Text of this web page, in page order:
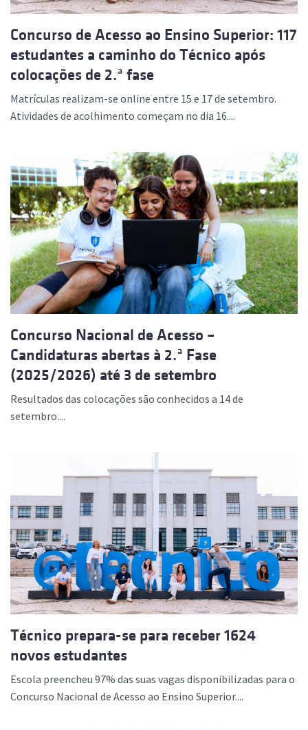
Concurso de Acesso ao Ensino Superior: 117
estudantes a caminho do Técnico após
colocações de 2.ª fase
Matrículas realizam-se online entre 15 e 17 de setembro.
Atividades de acolhimento começam no dia 16....
Concurso Nacional de Acesso –
Candidaturas abertas à 2.ª Fase
(2025/2026) até 3 de setembro
Resultados das colocações são conhecidos a 14 de
setembro....
Técnico prepara-se para receber 1624
novos estudantes
Escola preencheu 97% das suas vagas disponibilizadas para o
Concurso Nacional de Acesso ao Ensino Superior....